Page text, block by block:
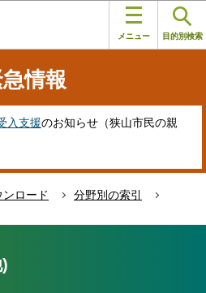
メニュー 目的別検索
情報
入支援のお知らせ（狭山市民の親
ロード
分野別の索引